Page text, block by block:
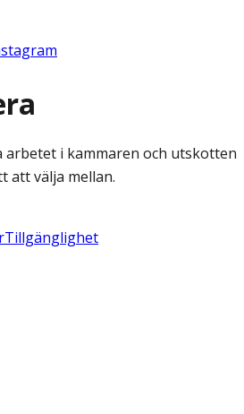
arbetet i kammaren och utskotten
att välja mellan.
Tillgänglighet